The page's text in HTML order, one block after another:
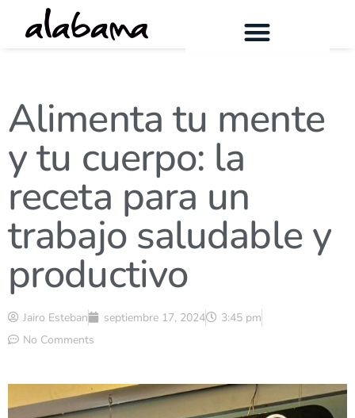
Alimenta tu mente
y tu cuerpo: la
receta para un
trabajo saludable y
productivo
Jairo Esteban septiembre 17, 2024
3:45 pm
No Comments